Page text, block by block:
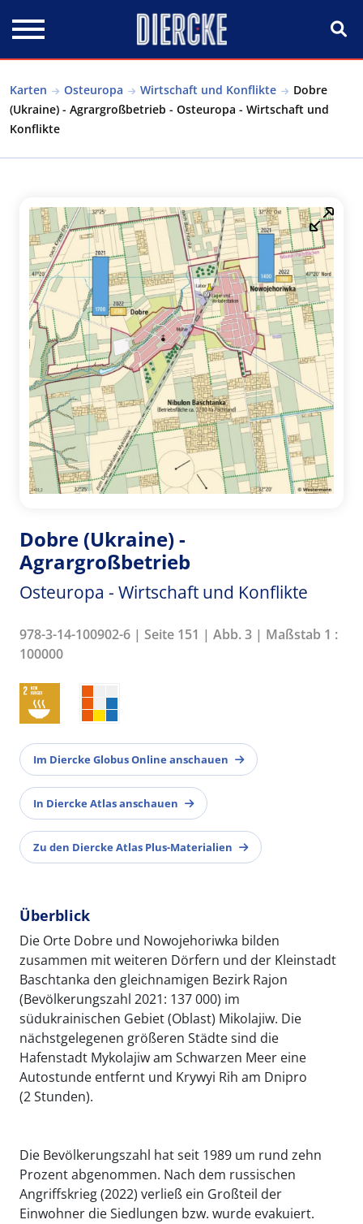
Karten Osteuropa Wirtschaft und Konflikte
Dobre
(Ukraine) - Agrargroßbetrieb - Osteuropa - Wirtschaft und
Konflikte
Dobre (Ukraine) -
Agrargroßbetrieb
Osteuropa - Wirtschaft und Konflikte
978-3-14-100902-6 | Seite 151 | Abb. 3 | Maßstab 1 :
100000
Im Diercke Globus Online anschauen
In Diercke Atlas anschauen
Zu den Diercke Atlas Plus-Materialien
Überblick
Die Orte Dobre und Nowojehoriwka bilden
zusammen mit weiteren Dörfern und der Kleinstadt
Baschtanka den gleichnamigen Bezirk Rajon
(Bevölkerungszahl 2021: 137 000) im
südukrainischen Gebiet (Oblast) Mikolajiw. Die
nächstgelegenen größeren Städte sind die
Hafenstadt Mykolajiw am Schwarzen Meer eine
Autostunde entfernt und Krywyi Rih am Dnipro
(2 Stunden).
Die Bevölkerungszahl hat seit 1989 um rund zehn
Prozent abgenommen. Nach dem russischen
Angriffskrieg (2022) verließ ein Großteil der
Einwohner die Siedlungen bzw. wurde evakuiert.